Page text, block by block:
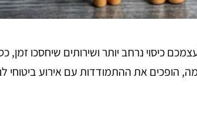
כיסוי נרחב יותר ושירותים שיחסכו זמן,
הופכים את ההתמודדות עם אירוע ביטוחי